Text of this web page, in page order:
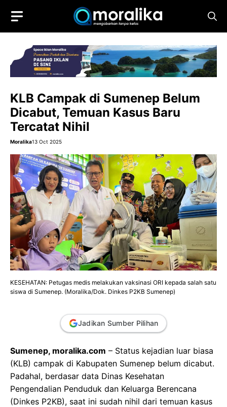
content
KLB Campak di Sumenep Belum
Dicabut, Temuan Kasus Baru
Tercatat Nihil
Moralika13 Oct 2025
KESEHATAN: Petugas medis melakukan vaksinasi ORI kepada salah satu
siswa di Sumenep. (Moralika/Dok. Dinkes P2KB Sumenep)
Jadikan Sumber Pilihan
Sumenep, moralika.com – Status kejadian luar biasa
(KLB) campak di Kabupaten Sumenep belum dicabut.
Padahal, berdasar data Dinas Kesehatan
Pengendalian Penduduk dan Keluarga Berencana
(Dinkes P2KB), saat ini sudah nihil dari temuan kasus